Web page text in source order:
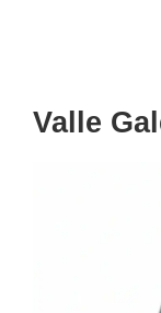
Valle